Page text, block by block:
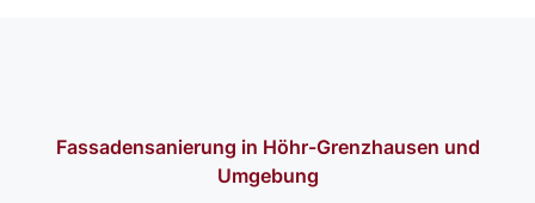
Fassadensanierung in Höhr-Grenzhausen und
Umgebung